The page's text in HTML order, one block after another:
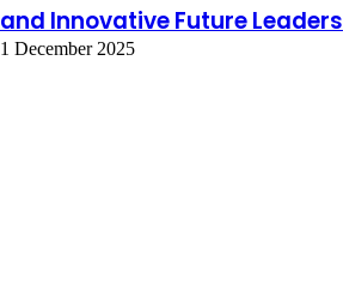
and Innovative Future Leaders
1 December 2025